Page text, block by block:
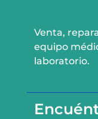
Venta,
equipo
laboratorio.